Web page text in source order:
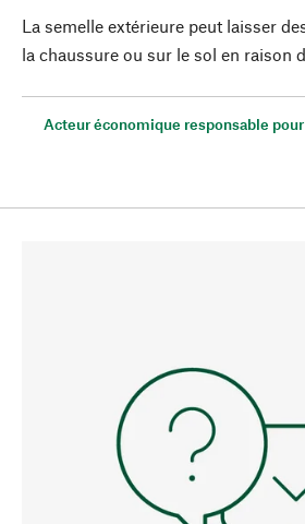
La semelle extérieure peut laisser
la chaussure ou sur le sol en raison
Acteur économique responsable